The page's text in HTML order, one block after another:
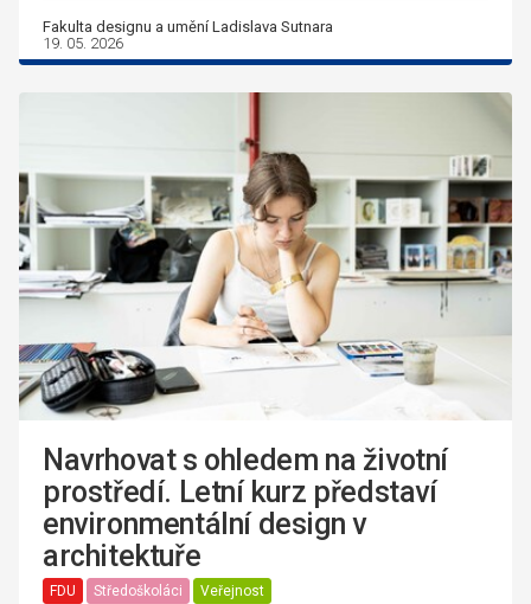
Fakulta designu a umění Ladislava Sutnara
19. 05. 2026
Navrhovat s ohledem na životní
prostředí. Letní kurz představí
environmentální design v
architektuře
FDU Středoškoláci Veřejnost